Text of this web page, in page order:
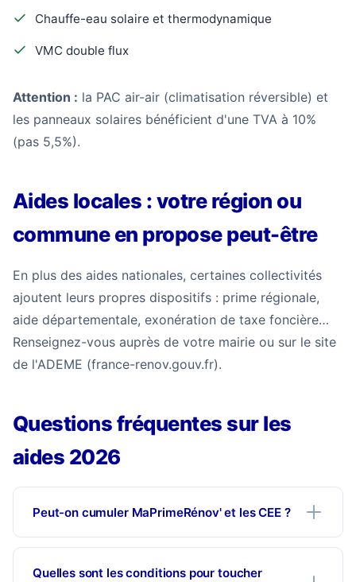
Chauffe-eau solaire et thermodynamique
VMC double flux
Attention : la PAC air-air (climatisation réversible) et
les panneaux solaires bénéficient d'une TVA à 10%
(pas 5,5%).
Aides locales : votre région ou
commune en propose peut-être
En plus des aides nationales, certaines collectivités
ajoutent leurs propres dispositifs : prime régionale,
aide départementale, exonération de taxe foncière…
Renseignez-vous auprès de votre mairie ou sur le site
de l'ADEME (france-renov.gouv.fr).
Questions fréquentes sur les
aides 2026
Peut-on cumuler MaPrimeRénov' et les CEE ?
Quelles sont les conditions pour toucher